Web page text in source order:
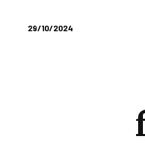
29/10/2024